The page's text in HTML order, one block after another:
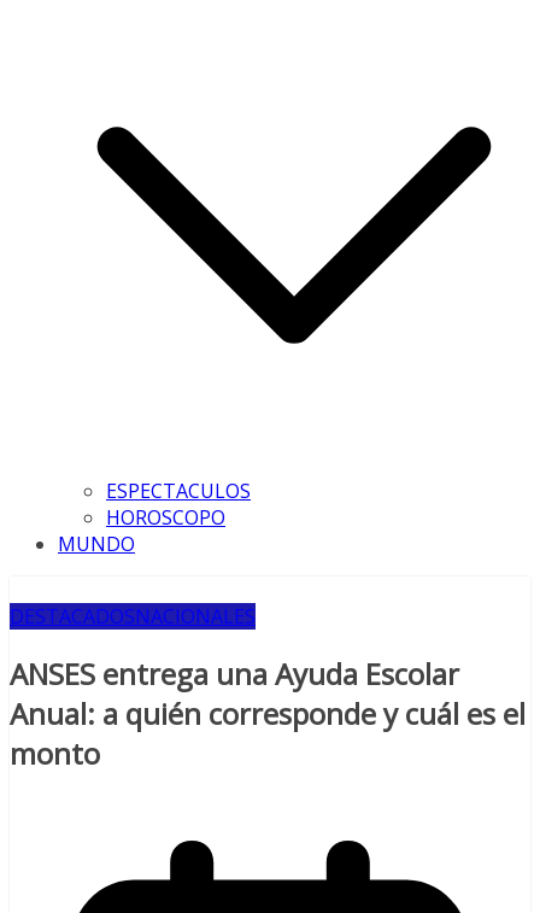
ESPECTACULOS
HOROSCOPO
MUNDO
DESTACADOSNACIONALES
ANSES entrega una Ayuda Escolar
Anual: a quién corresponde y cuál es el
monto